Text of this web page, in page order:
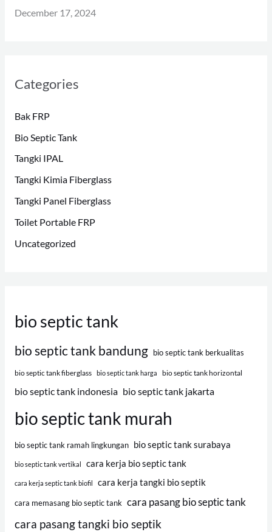
December 17, 2024
Categories
Bak FRP
Bio Septic Tank
Tangki IPAL
Tangki Kimia Fiberglass
Tangki Panel Fiberglass
Toilet Portable FRP
Uncategorized
bio septic tank
bio septic tank bandung bio septic tank berkualitas
bio septic tank fiberglass bio septic tank harga bio septic tank horizontal
bio septic tank indonesia bio septic tank jakarta
bio septic tank murah
bio septic tank ramah lingkungan bio septic tank surabaya
bio septic tank vertikal cara kerja bio septic tank
cara kerja septic tank biofil cara kerja tangki bio septik
cara memasang bio septic tank cara pasang bio septic tank
cara pasang tangki bio septik